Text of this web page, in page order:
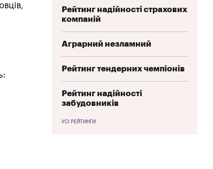
Рейтинг надійності страхових
компаній
Аграрний незламний
Рейтинг тендерних чемпіонів
Рейтинг надійності
забудовників
УСІ РЕЙТИНГИ